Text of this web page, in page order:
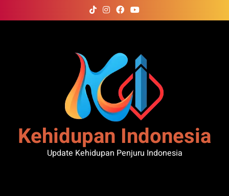
to
Kehidupan Indonesia
Update Kehidupan Penjuru Indonesia